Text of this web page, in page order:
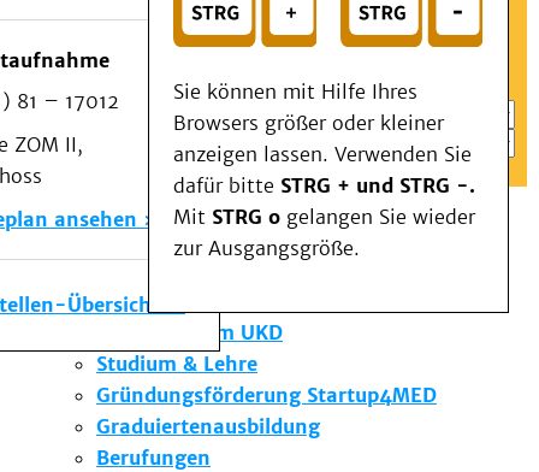
oder
Wählen Sie ein Thema für Ihren Schnelleinstieg
81 – 17012
ZOM II,
ansehen
Übersicht
Sie können mit Hilfe Ihres
Browsers größer oder kleiner
anzeigen lassen. Verwenden Sie
dafür bitte STRG + und STRG -.
Mit STRG o gelangen Sie wieder
zur Ausgangsgröße.
Patienten & Besucher
Kliniken/Institute/Zentren
Als Patient am UKD
Beratung und Unterstützung
Veranstaltungen
Kommunikation im Medizinwesen (KIM)
Notfall
Forschung & Lehre
Die Institute des UKD
Forschung am UKD
Studium & Lehre
Gründungsförderung Startup4MED
Graduiertenausbildung
Berufungen